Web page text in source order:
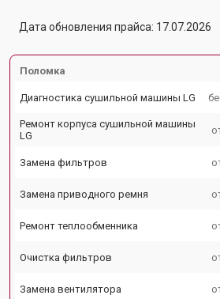
Дата обновления прайса: 17.07.2026
Поломка
Диагностика сушильной машины LG
Ремонт корпуса сушильной машины
LG
Замена фильтров
Замена приводного ремня
Ремонт теплообменника
Очистка фильтров
Замена вентилятора